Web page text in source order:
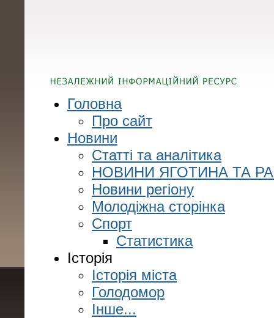
Головна
Про сайт
Новини
Статті та аналітика
НОВИНИ ЯГОТИНА ТА
Новини регіону
Молодіжна сторінка
Спорт
Статистика
Історія
Історія міста
Голодомор
Інше...